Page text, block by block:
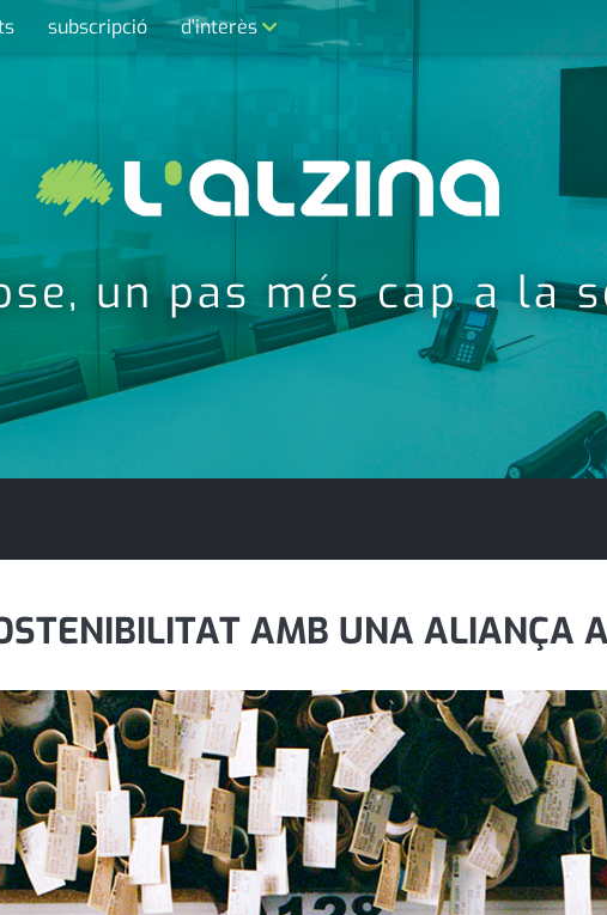
subscripció d'interès
telèfons
un pas més cap a la
AMB UNA ALIANÇA